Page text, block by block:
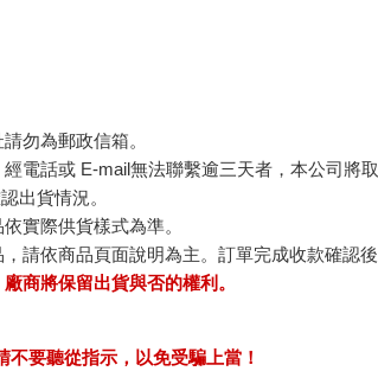
勿為郵政信箱。
話或 E-mail無法聯繫逾三天者，本公司將
出貨情況。
實際供貨樣式為準。
請依商品頁面說明為主。訂單完成收款確認
商將保留出貨與否的權利。
要聽從指示，以免受騙上當！